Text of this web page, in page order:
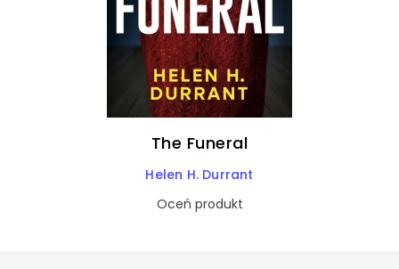
The Funeral
Helen H. Durrant
Oceń produkt